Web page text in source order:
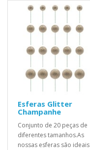
Esferas Glitter
Champanhe
Conjunto de 20 peças de
diferentes tamanhos.As
nossas esferas são ideais